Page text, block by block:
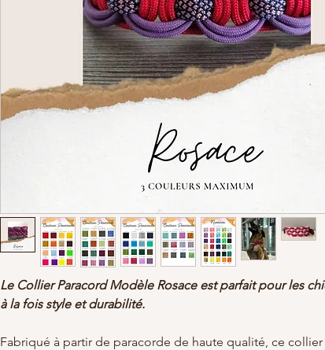
Le Collier Paracord Modèle Rosace est parfait pour les
à la fois style et durabilité.
Fabriqué à partir de paracorde de haute qualité, ce